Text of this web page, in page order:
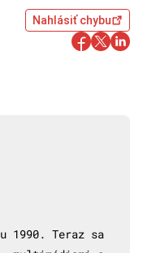
Nahlásiť chybu
1990. Teraz sa